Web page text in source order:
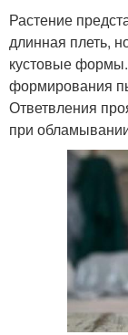
Растение
длинная плеть,
кустовые формы.
формирования
Ответвления
при